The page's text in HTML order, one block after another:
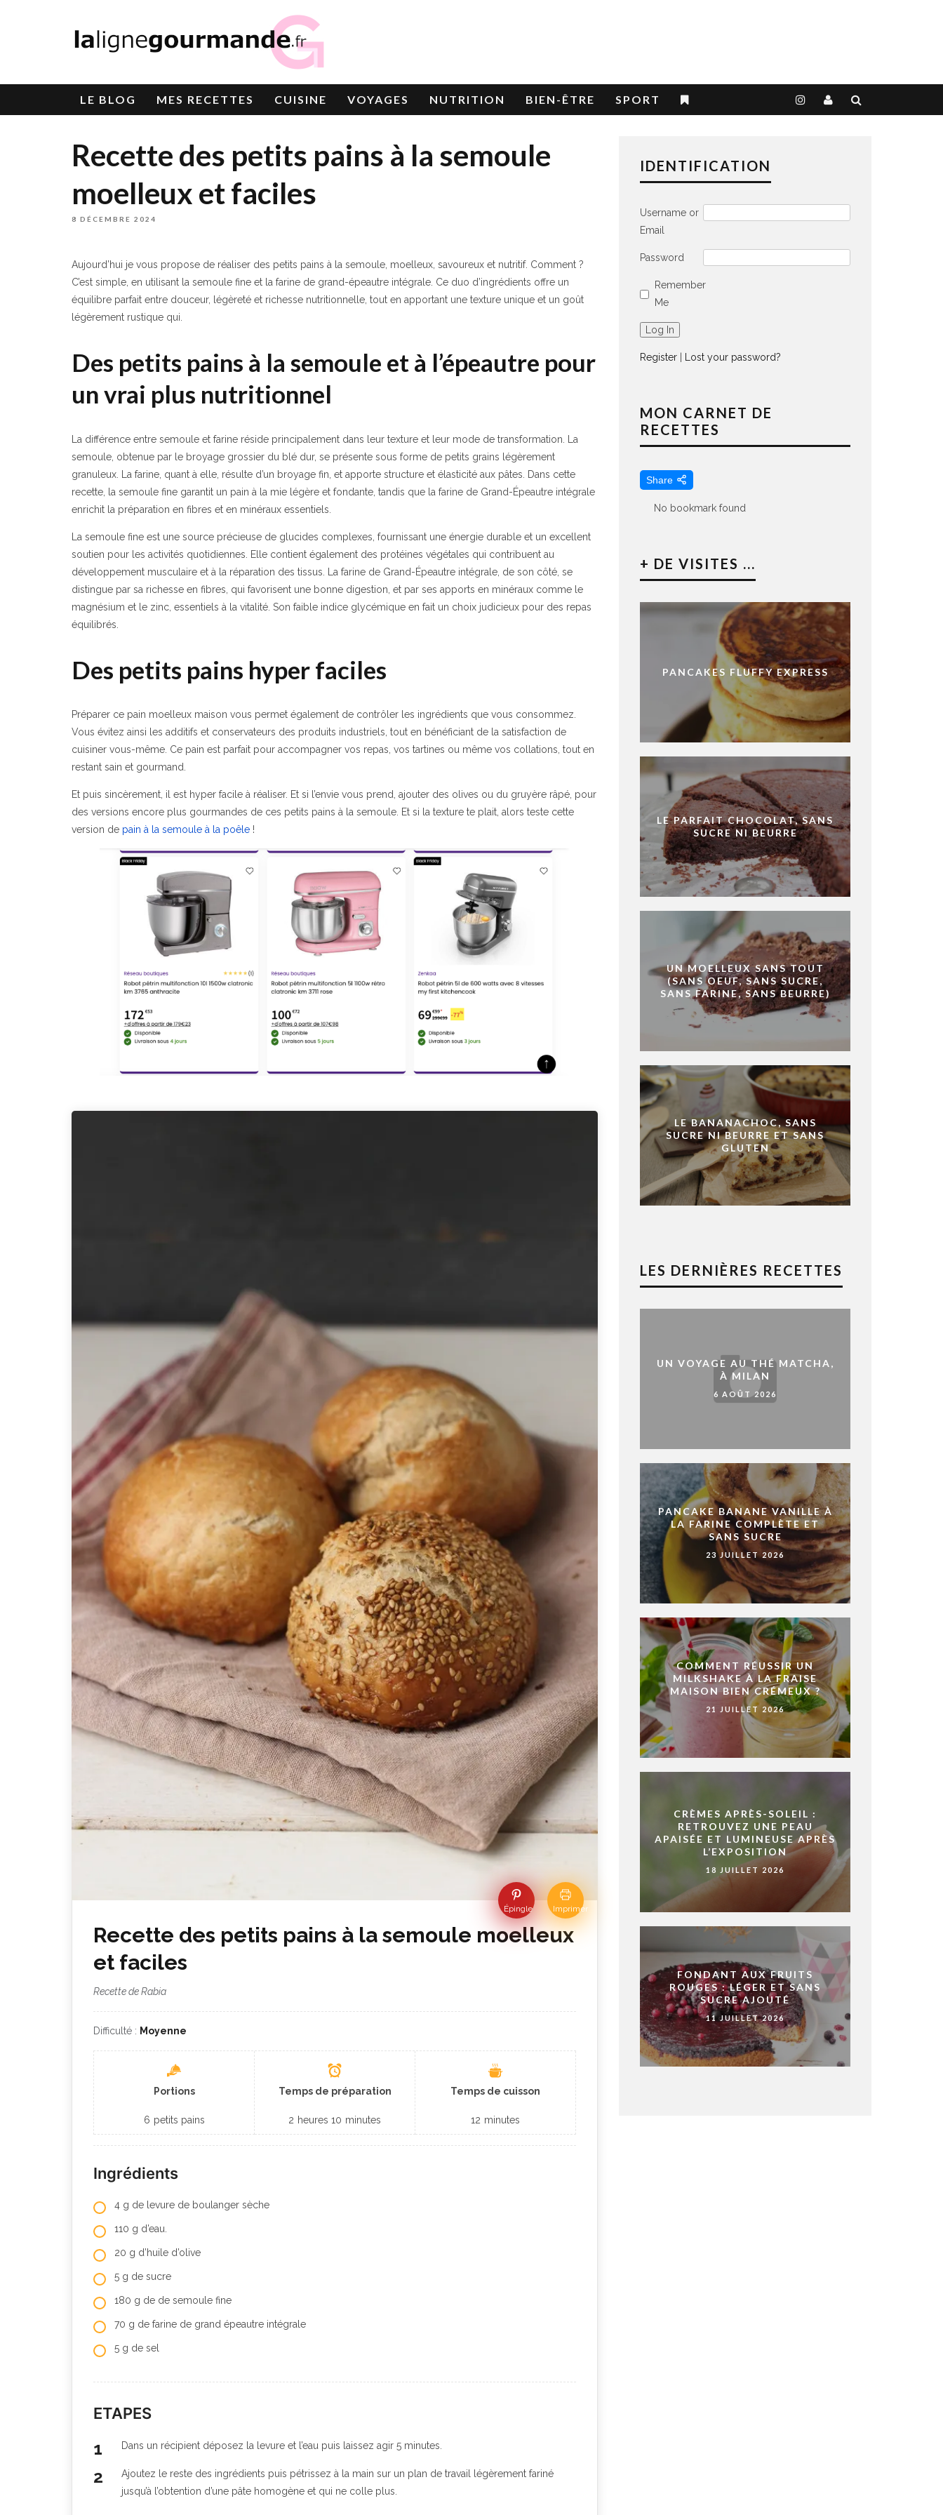
LE BLOG MES RECETTES CUISINE VOYAGES NUTRITION BIEN-ÊTRE SPORT
Recette des petits pains à la semoule
moelleux et faciles
8 DÉCEMBRE 2024
Aujourd’hui je vous propose de réaliser des petits pains à la semoule, moelleux, savoureux et nutritif. Comment ?
C’est simple, en utilisant la semoule fine et la farine de grand-épeautre intégrale. Ce duo d’ingrédients offre un
équilibre parfait entre douceur, légèreté et richesse nutritionnelle, tout en apportant une texture unique et un goût
légèrement rustique qui.
Des petits pains à la semoule et à l’épeautre pour
un vrai plus nutritionnel
La différence entre semoule et farine réside principalement dans leur texture et leur mode de transformation. La
semoule, obtenue par le broyage grossier du blé dur, se présente sous forme de petits grains légèrement
granuleux. La farine, quant à elle, résulte d’un broyage fin, et apporte structure et élasticité aux pâtes. Dans cette
recette, la semoule fine garantit un pain à la mie légère et fondante, tandis que la farine de Grand-Épeautre intégrale
enrichit la préparation en fibres et en minéraux essentiels.
La semoule fine est une source précieuse de glucides complexes, fournissant une énergie durable et un excellent
soutien pour les activités quotidiennes. Elle contient également des protéines végétales qui contribuent au
développement musculaire et à la réparation des tissus. La farine de Grand-Épeautre intégrale, de son côté, se
distingue par sa richesse en fibres, qui favorisent une bonne digestion, et par ses apports en minéraux comme le
magnésium et le zinc, essentiels à la vitalité. Son faible indice glycémique en fait un choix judicieux pour des repas
équilibrés.
Des petits pains hyper faciles
Préparer ce pain moelleux maison vous permet également de contrôler les ingrédients que vous consommez.
Vous évitez ainsi les additifs et conservateurs des produits industriels, tout en bénéficiant de la satisfaction de
cuisiner vous-même. Ce pain est parfait pour accompagner vos repas, vos tartines ou même vos collations, tout en
restant sain et gourmand.
Et puis sincèrement, il est hyper facile à réaliser. Et si l’envie vous prend, ajouter des olives ou du gruyère râpé, pour
des versions encore plus gourmandes de ces petits pains à la semoule. Et si la texture te plait, alors teste cette
version de pain à la semoule à la poêle !
Épingle Imprimer
Recette des petits pains à la semoule moelleux
et faciles
Recette de Rabia
Difficulté : Moyenne
Portions
6 petits pains
Temps de préparation
2 heures 10 minutes
Temps de cuisson
12 minutes
Ingrédients
4 g de levure de boulanger sèche
110 g d’eau.
20 g d’huile d’olive
5 g de sucre
180 g de de semoule fine
70 g de farine de grand épeautre intégrale
5 g de sel
ETAPES
Dans un récipient déposez la levure et l’eau puis laissez agir 5 minutes.
Ajoutez le reste des ingrédients puis pétrissez à la main sur un plan de travail légèrement fariné
jusqu’à l’obtention d’une pâte homogène et qui ne colle plus.
IDENTIFICATION
Username or
Email
Password
Remember
Me
Register Lost your password?
MON CARNET DE
RECETTES
Share
No bookmark found
+ DE VISITES ...
PANCAKES FLUFFY EXPRESS
LE PARFAIT CHOCOLAT, SANS
SUCRE NI BEURRE
UN MOELLEUX SANS TOUT
(SANS OEUF, SANS SUCRE,
SANS FARINE, SANS BEURRE)
LE BANANACHOC, SANS
SUCRE NI BEURRE ET SANS
GLUTEN
LES DERNIÈRES RECETTES
UN VOYAGE AU THÉ MATCHA,
À MILAN
6 AOÛT 2026
PANCAKE BANANE VANILLE À
LA FARINE COMPLÈTE ET
SANS SUCRE
23 JUILLET 2026
COMMENT RÉUSSIR UN
MILKSHAKE À LA FRAISE
MAISON BIEN CRÉMEUX ?
21 JUILLET 2026
CRÈMES APRÈS-SOLEIL :
RETROUVEZ UNE PEAU
APAISÉE ET LUMINEUSE APRÈS
L’EXPOSITION
18 JUILLET 2026
FONDANT AUX FRUITS
ROUGES : LÉGER ET SANS
SUCRE AJOUTÉ
11 JUILLET 2026